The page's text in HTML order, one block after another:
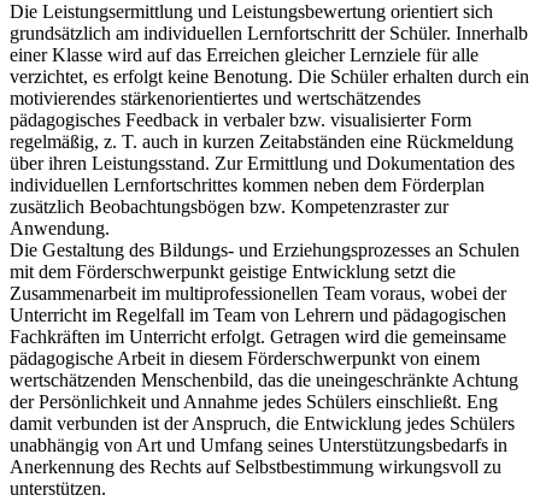
Die Leistungsermittlung und Leistungsbewertung orientiert sich
grundsätzlich am individuellen Lernfortschritt der Schüler. Innerhalb
einer Klasse wird auf das Erreichen gleicher Lernziele für alle
verzichtet, es erfolgt keine Benotung. Die Schüler erhalten durch ein
motivierendes stärkenorientiertes und wertschätzendes
pädagogisches Feedback in verbaler bzw. visualisierter Form
regelmäßig, z. T. auch in kurzen Zeitabständen eine Rückmeldung
über ihren Leistungsstand. Zur Ermittlung und Dokumentation des
individuellen Lernfortschrittes kommen neben dem Förderplan
zusätzlich Beobachtungsbögen bzw. Kompetenzraster zur
Anwendung.
Die Gestaltung des Bildungs- und Erziehungsprozesses an Schulen
mit dem Förderschwerpunkt geistige Entwicklung setzt die
Zusammenarbeit im multiprofessionellen Team voraus, wobei der
Unterricht im Regelfall im Team von Lehrern und pädagogischen
Fachkräften im Unterricht erfolgt. Getragen wird die gemeinsame
pädagogische Arbeit in diesem Förderschwerpunkt von einem
wertschätzenden Menschenbild, das die uneingeschränkte Achtung
der Persönlichkeit und Annahme jedes Schülers einschließt. Eng
damit verbunden ist der Anspruch, die Entwicklung jedes Schülers
unabhängig von Art und Umfang seines Unterstützungsbedarfs in
Anerkennung des Rechts auf Selbstbestimmung wirkungsvoll zu
unterstützen.